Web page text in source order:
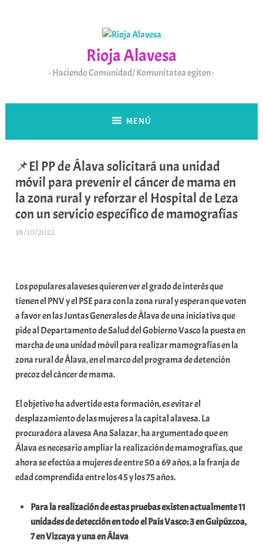
Rioja Alavesa
Haciendo Comunidad/ Komunitatea egiten
MENÚ
📌El PP de Álava solicitará una unidad
móvil para prevenir el cáncer de mama en
la zona rural y reforzar el Hospital de Leza
con un servicio específico de mamografías
18/10/2022
a
r
E
r
r
i
o
a
K
o
m
u
n
t
a
t
Los populares alaveses quieren ver el grado de interés que
tienen el PNV y el PSE para con la zona rural y esperan que voten
a favor en las Juntas Generales de Álava de una iniciativa que
pide al Departamento de Salud del Gobierno Vasco la puesta en
marcha de una unidad móvil para realizar mamografías en la
zona rural de Álava, en el marco del programa de detención
precoz del cáncer de mama.
El objetivo ha advertido esta formación, es evitar el
desplazamiento de las mujeres a la capital alavesa. La
procuradora alavesa Ana Salazar, ha argumentado que en
Álava es necesario ampliar la realización de mamografías, que
ahora se efectúa a mujeres de entre 50 a 69 años, a la franja de
edad comprendida entre los 45 y los 75 años.
Para la realización de estas pruebas existen actualmente 11
unidades de detección en todo el País Vasco: 3 en Guipúzcoa,
7 en Vizcaya y una en Álava